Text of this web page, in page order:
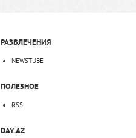
РАЗВЛЕЧЕНИЯ
NEWSTUBE
ПОЛЕЗНОЕ
RSS
DAY.AZ